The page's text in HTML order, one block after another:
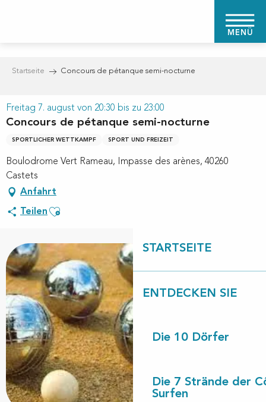
MENÜ
STARTSEITE
ENTDECKEN SIE
Die 10 Dörfer
Die 7 Strände der
Surfen
Startseite Concours de pétanque semi-nocturne
Freitag 7. august von 20:30 bis zu 23:00
Concours de pétanque semi-nocturne
SPORTLICHER WETTKAMPF SPORT UND FREIZEIT
Boulodrome Vert Rameau, Impasse des arènes, 40260
Castets
Anfahrt
Teilen Ajouter aux favoris